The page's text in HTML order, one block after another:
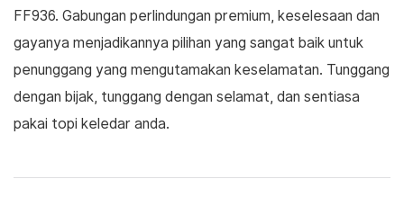
FF936. Gabungan perlindungan premium, keselesaan dan
gayanya menjadikannya pilihan yang sangat baik untuk
penunggang yang mengutamakan keselamatan. Tunggang
dengan bijak, tunggang dengan selamat, dan sentiasa
pakai topi keledar anda.